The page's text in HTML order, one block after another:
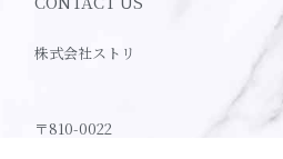
株式会社ストリ
〒810-0022